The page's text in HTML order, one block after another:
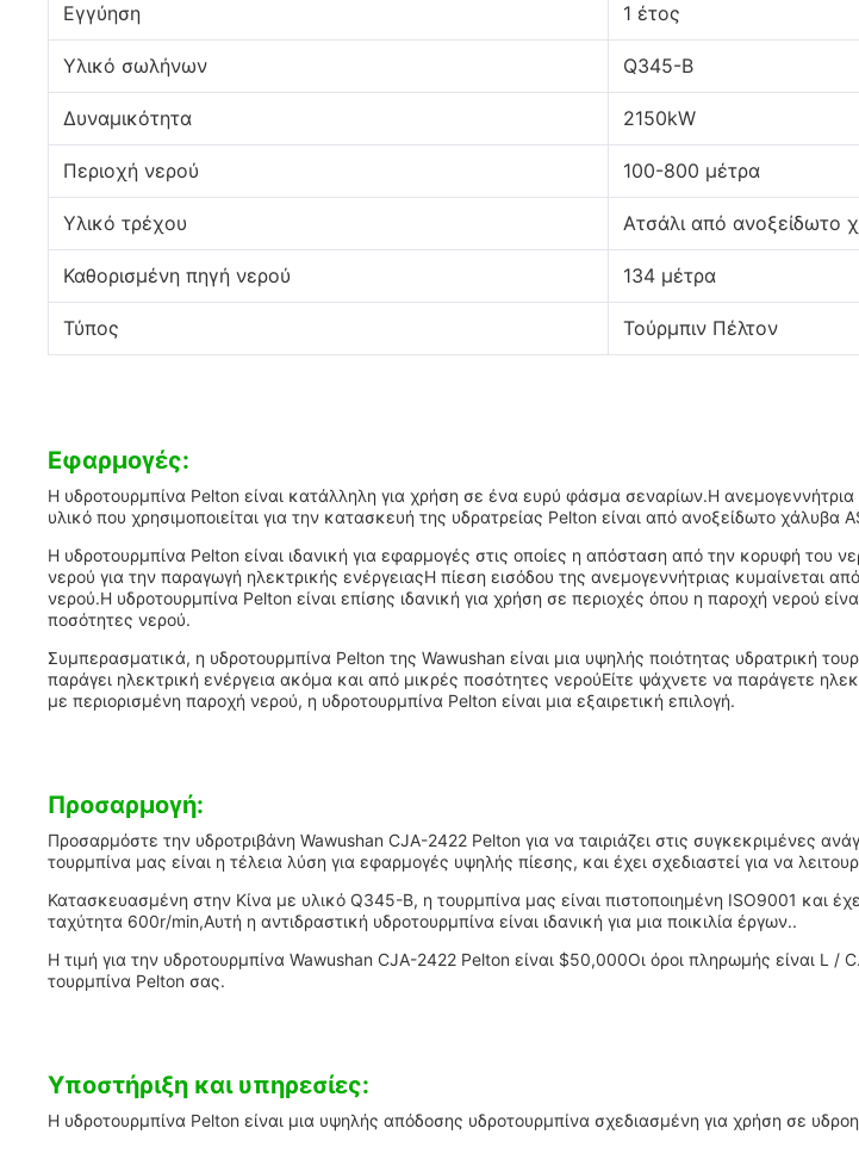
Εγγύηση 1 έτος
Υλικό σωλήνων Q345-Β
Δυναμικότητα 2150kW
Περιοχή νερού 100-800 μέτρα
Υλικό τρέχου Ατσάλι από ανοξείδωτο
Καθορισμένη πηγή νερού 134 μέτρα
Τύπος Τούρμπιν Πέλτον
Εφαρμογές:
Η υδροτουρμπίνα Pelton είναι κατάλληλη για χρήση σε ένα ευρύ φάσμα σεναρίων.Η
υλικό που χρησιμοποιείται για την κατασκευή της υδρατρείας Pelton είναι από ανοξείδωτο
Η υδροτουρμπίνα Pelton είναι ιδανική για εφαρμογές στις οποίες η απόσταση από την κορυφή του
νερού για την παραγωγή ηλεκτρικής ενέργειαςΗ πίεση εισόδου της ανεμογεννήτριας κυμαίνεται
νερού.Η υδροτουρμπίνα Pelton είναι επίσης ιδανική για χρήση σε περιοχές όπου η παροχή νερού
ποσότητες νερού.
Συμπερασματικά, η υδροτουρμπίνα Pelton της Wawushan είναι μια υψηλής ποιότητας υδρατρική
παράγει ηλεκτρική ενέργεια ακόμα και από μικρές ποσότητες νερούΕίτε ψάχνετε να παράγετε
με περιορισμένη παροχή νερού, η υδροτουρμπίνα Pelton είναι μια εξαιρετική επιλογή.
Προσαρμογή:
Προσαρμόστε την υδροτριβάνη Wawushan CJA-2422 Pelton για να ταιριάζει στις συγκεκριμένες
τουρμπίνα μας είναι η τέλεια λύση για εφαρμογές υψηλής πίεσης, και έχει σχεδιαστεί για να
Κατασκευασμένη στην Κίνα με υλικό Q345-B, η τουρμπίνα μας είναι πιστοποιημένη ISO9001 και
ταχύτητα 600r/min,Αυτή η αντιδραστική υδροτουρμπίνα είναι ιδανική για μια ποικιλία έργων..
Η τιμή για την υδροτουρμπίνα Wawushan CJA-2422 Pelton είναι $50,000Οι όροι πληρωμής είναι L
τουρμπίνα Pelton σας.
Υποστήριξη και υπηρεσίες:
Η υδροτουρμπίνα Pelton είναι μια υψηλής απόδοσης υδροτουρμπίνα σχεδιασμένη για χρήση σε